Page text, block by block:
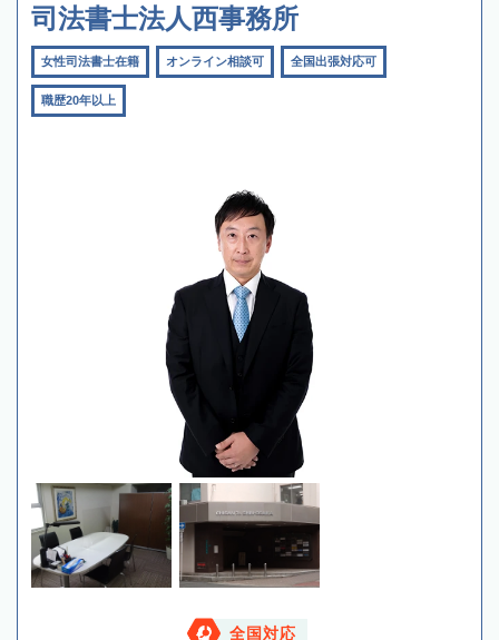
司法書士法人西事務所
女性司法書士在籍 オンライン相談可 全国出張対応可
職歴20年以上
全国対応